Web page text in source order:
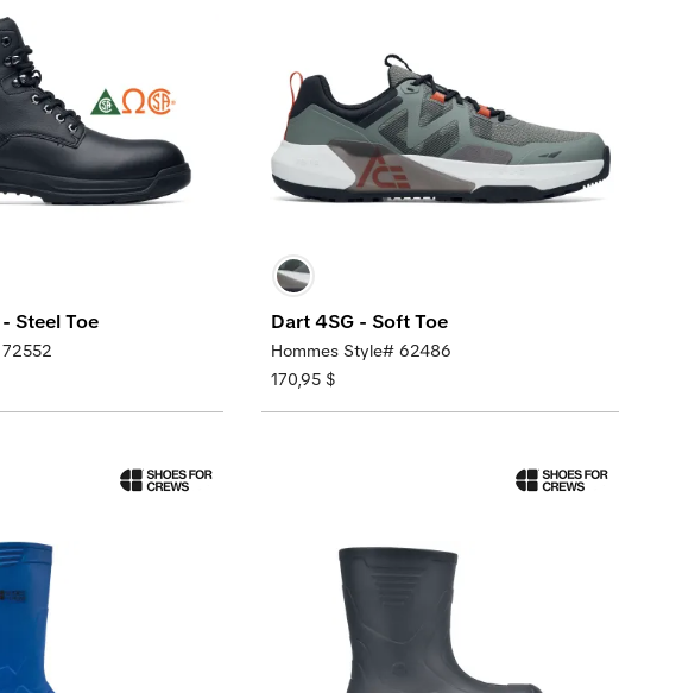
Steel Toe Dart 4SG - Soft Toe
Hommes Style# 62486
170,95 $